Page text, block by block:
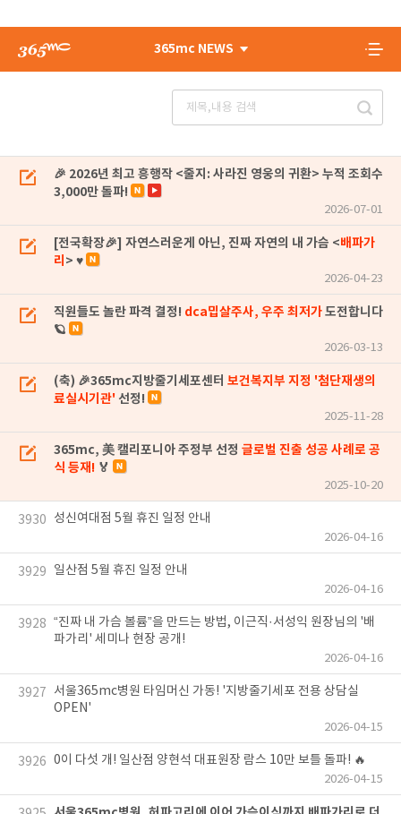
365mc NEWS
🎉 2026년 최고 흥행작 <줄지: 사라진 영웅의 귀환> 누적 조회수
3,000만 돌파!
2026-07-01
[전국확장🎉] 자연스러운게 아닌, 진짜 자연의 내 가슴 <배파가
리 > ♥
2026-04-23
직원들도 놀란 파격 결정! dca밉살주사, 우주 최저가도전합니다
🪐
2026-03-13
(축) 🎉365mc지방줄기세포센터 보건복지부 지정 '첨단재생의
료실시기관' 선정!
2025-11-28
365mc, 美 캘리포니아 주정부 선정 글로벌 진출 성공 사례로 공
식 등재! 🏅
2025-10-20
3930 성신여대점 5월 휴진 일정 안내
2026-04-16
3929 일산점 5월 휴진 일정 안내
2026-04-16
3928 “진짜 내 가슴 볼륨”을 만드는 방법, 이근직·서성익 원장님의 '배
파가리' 세미나 현장 공개!
2026-04-16
3927
서울365mc병원 타임머신 가동! '지방줄기세포 전용 상담실
OPEN'
2026-04-15
3926 0이 다섯 개! 일산점 양현석 대표원장 람스 10만 보틀 돌파! 🔥
2026-04-15